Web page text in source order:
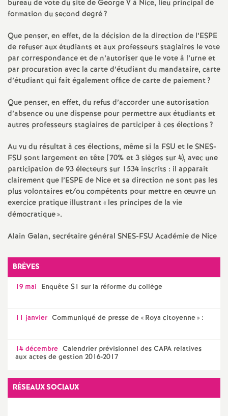
e
m
e
n
t
s
d
e
e
c
n
d
d
e
bureau de vote du site de George V à Nice, lieu principal de
formation du second degré?
Que penser, en effet, de la décision de la direction de l’ESPE
de refuser aux étudiants et aux professeurs stagiaires le vote
par correspondance et de n’autoriser que le vote à l’urne et
par procuration avec la carte d’étudiant du mandataire, carte
d’étudiant qui fait également office de carte de paiement?
Que penser, en effet, du refus d’accorder une autorisation
d’absence ou une dispense pour permettre aux étudiants et
autres professeurs stagiaires de participer à ces élections?
Au vu du résultat à ces élections, même si la FSU et le SNES-
FSU sont largement en tête (70% et 3 sièges sur 4), avec une
participation de 93 électeurs sur 1534 inscrits : il apparait
clairement que l’ESPE de Nice et sa direction ne sont pas les
plus volontaires et/ou compétents pour mettre en œuvre un
exercice pratique illustrant «les principes de la vie
démocratique».
Alain Galan, secrétaire général SNES-FSU Académie de Nice
BRÈVES
19 mai Enquête S1 sur la réforme du collège
11 janvier Communiqué de presse de « Roya citoyenne» :
14 décembre Calendrier prévisionnel des CAPA relatives
aux actes de gestion 2016-2017
RÉSEAUX SOCIAUX